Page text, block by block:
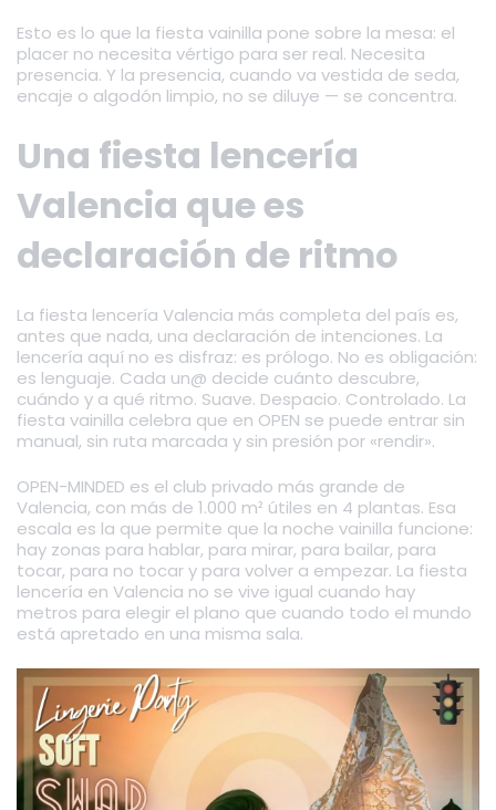
Esto es lo que la fiesta vainilla pone sobre la mesa: el
placer no necesita vértigo para ser real. Necesita
presencia. Y la presencia, cuando va vestida de seda,
encaje o algodón limpio, no se diluye — se concentra.
Una fiesta lencería
Valencia que es
declaración de ritmo
La fiesta lencería Valencia más completa del país es,
antes que nada, una declaración de intenciones. La
lencería aquí no es disfraz: es prólogo. No es obligación:
es lenguaje. Cada un@ decide cuánto descubre,
cuándo y a qué ritmo. Suave. Despacio. Controlado. La
fiesta vainilla celebra que en OPEN se puede entrar sin
manual, sin ruta marcada y sin presión por «rendir».
OPEN-MINDED es el club privado más grande de
Valencia, con más de 1.000 m² útiles en 4 plantas. Esa
escala es la que permite que la noche vainilla funcione:
hay zonas para hablar, para mirar, para bailar, para
tocar, para no tocar y para volver a empezar. La fiesta
lencería en Valencia no se vive igual cuando hay
metros para elegir el plano que cuando todo el mundo
está apretado en una misma sala.